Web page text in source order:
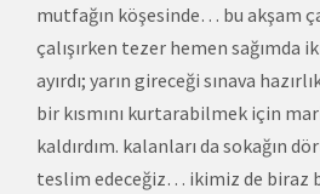
mutfağın köşesinde… bu akşam
çalışırken tezer hemen sağımda
ayırdı; yarın gireceği sınava
bir kısmını kurtarabilmek için
kaldırdım. kalanları da sokağın
teslim edeceğiz… ikimiz de biraz